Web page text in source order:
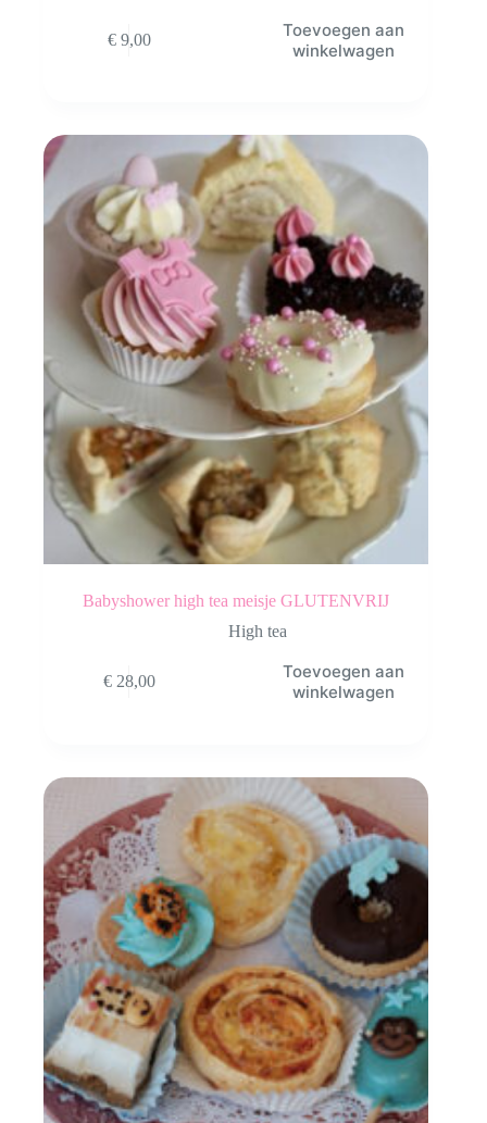
€9,00
Toevoegen aan
winkelwagen
Babyshower high tea meisje GLUTENVRIJ
High tea
€28,00
Toevoegen aan
winkelwagen